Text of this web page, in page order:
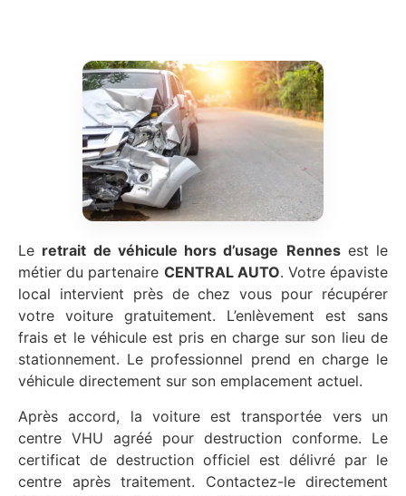
Le retrait de véhicule hors d’usage Rennesest le
métier du partenaire CENTRAL AUTO. Votre épaviste
local intervient près de chez vous pour récupérer
votre voiture gratuitement. L’enlèvement est sans
frais et le véhicule est pris en charge sur son lieu de
stationnement. Le professionnel prend en charge le
véhicule directement sur son emplacement actuel.
Après accord, la voiture est transportée vers un
centre VHU agréé pour destruction conforme. Le
certificat de destruction officiel est délivré par le
centre après traitement. Contactez-le directement